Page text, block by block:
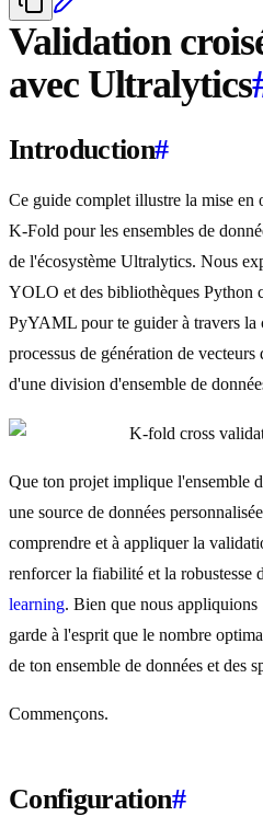
Validation
avec Ultralytics
Introduction#
Ce guide complet illustre la mise
K-Fold pour les ensembles de
de l'écosystème Ultralytics. Nous
YOLO et des bibliothèques Python
PyYAML pour te guider à travers la
processus de génération de
d'une division d'ensemble de
Que ton projet implique l'ensemble
une source de données
comprendre et à appliquer la
renforcer la fiabilité et la robustesse
learning. Bien que nous appliquions
garde à l'esprit que le nombre
de ton ensemble de données et des
Commençons.
Configuration#